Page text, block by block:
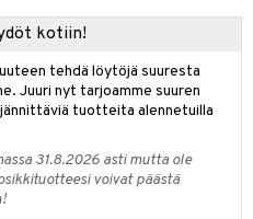
kotiin!
tehdä löytöjä suuresta
Juuri nyt tarjoamme suuren
tuotteita alennetuilla
31.8.2026 asti mutta ole
voivat päästä